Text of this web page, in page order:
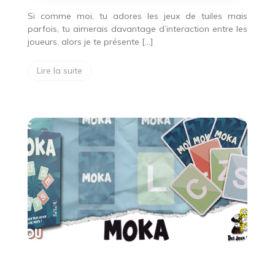
Si comme moi, tu adores les jeux de tuiles mais
parfois, tu aimerais davantage d’interaction entre les
joueurs, alors je te présente […]
Lire la suite